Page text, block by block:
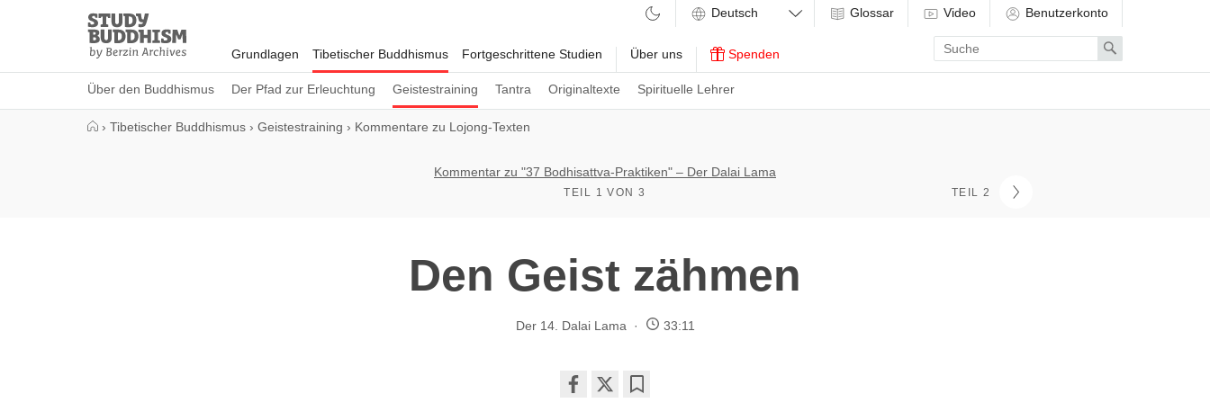
Study
Buddhism
Home
Grundlagen Tibetischer Buddhismus
Über den Buddhismus Der Pfad zur Erleuchtung Geistestraining Tantra Originaltexte Spirituelle Lehrer
Fortgeschrittene Studien Über uns Spenden
Glossar Video Benutzerkonto
Enter
search
term
Search
› Tibetischer Buddhismus › Geistestraining › Kommentare zu Lojong-Texten
Kommentar zu "37 Bodhisattva-Praktiken" – Der Dalai Lama
TEIL 1 VON 3 TEIL 2
Den Geist zähmen
Der 14. Dalai Lama 33:11